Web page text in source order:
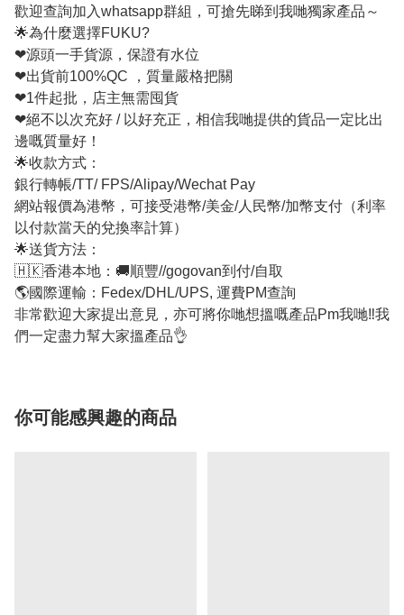
歡迎查詢加入whatsapp群組，可搶先睇到我哋獨家產品～
🌟為什麼選擇FUKU?
❤源頭一手貨源，保證有水位
❤出貨前100%QC ，質量嚴格把關
❤1件起批，店主無需囤貨
❤絕不以次充好 / 以好充正，相信我哋提供的貨品一定比出
邊嘅質量好！
🌟收款方式：
銀行轉帳/TT/ FPS/Alipay/Wechat Pay
網站報價為港幣，可接受港幣/美金/人民幣/加幣支付（利率
以付款當天的兌換率計算）
🌟送貨方法：
🇭🇰香港本地：🚚順豐//gogovan到付/自取
🌎國際運輸：Fedex/DHL/UPS, 運費PM查詢
非常歡迎大家提出意見，亦可將你哋想搵嘅產品Pm我哋‼我
們一定盡力幫大家搵產品👌
你可能感興趣的商品